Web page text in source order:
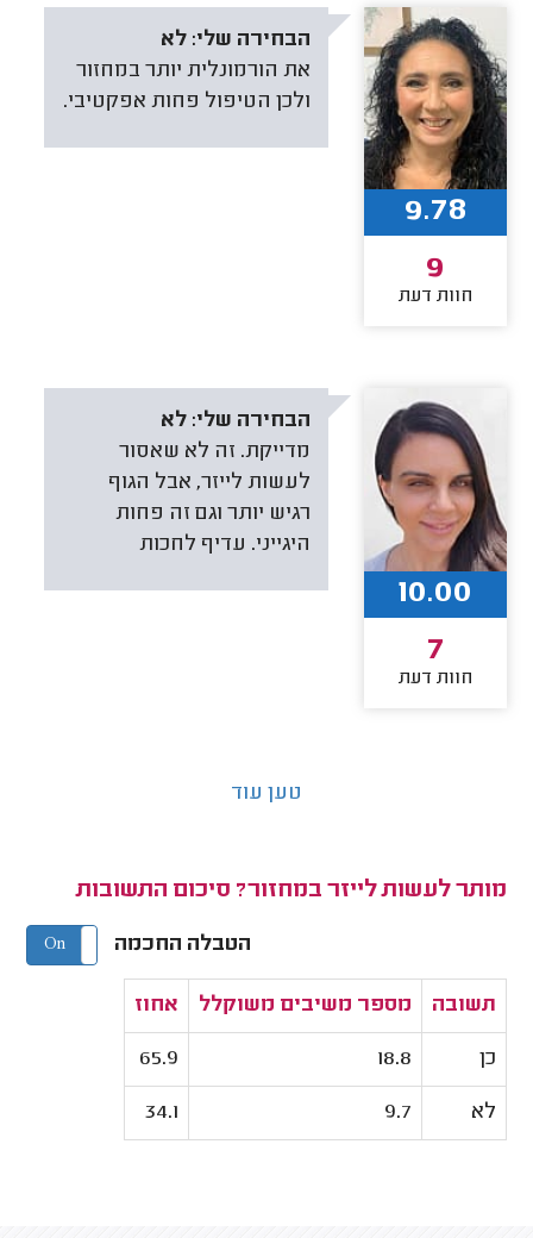
הבחירה שלי: לא
את הורמונלית יותר במחזור
ולכן הטיפול פחות אפקטיבי.
9.78
9
חוות דעת
הבחירה שלי: לא
מדייקת. זה לא שאסור
לעשות לייזר, אבל הגוף
רגיש יותר וגם זה פחות
היגייני. עדיף לחכות
10.00
7
חוות דעת
טען עוד
מותר לעשות לייזר במחזור? סיכום התשובות
הטבלה החכמה On Off
תשובה מספר משיבים משוקלל אחוז
כן 18.8
65.9
לא 9.7
34.1